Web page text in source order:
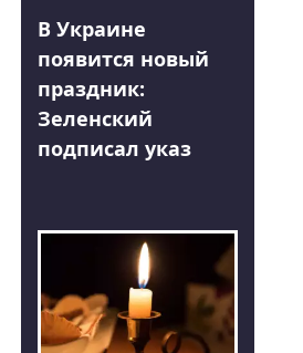
В Украине
появится новый
праздник:
Зеленский
подписал указ